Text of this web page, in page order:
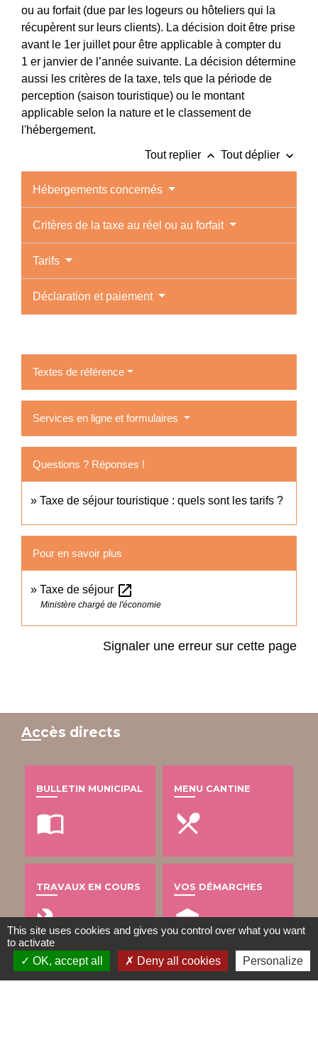
ou au forfait (due par les logeurs ou hôteliers qui la
récupèrent sur leurs clients). La décision doit être prise
avant le 1er juillet pour être applicable à compter du
1 er janvier de l’année suivante. La décision détermine
aussi les critères de la taxe, tels que la période de
perception (saison touristique) ou le montant
applicable selon la nature et le classement de
l'hébergement.
Tout replier keyboard_arrow_up Tout déplier keyboard_arrow_down
Hébergements concernés
Critères de la taxe au réel ou au forfait
Tarifs
Déclaration et paiement
Textes de référence
Services en ligne et formulaires
Questions ? Réponses !
Taxe de séjour touristique : quels sont les tarifs ?
Pour en savoir plus
Taxe de séjour open_in_new
Ministère chargé de l'économie
Signaler une erreur sur cette page
Accès directs
BULLETIN MUNICIPAL
import_contacts
MENU CANTINE
local_dining
TRAVAUX EN COURS
build
VOS DÉMARCHES
account_balance
This site uses cookies and gives you control over what you want
to activate
OK, accept all
Deny all cookies Personalize